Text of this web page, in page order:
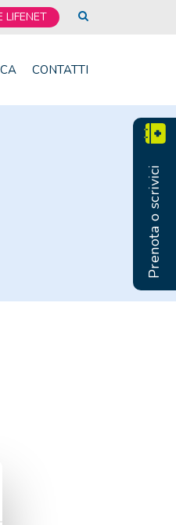
LIFENET
CONTATTI
Prenota o scrivici